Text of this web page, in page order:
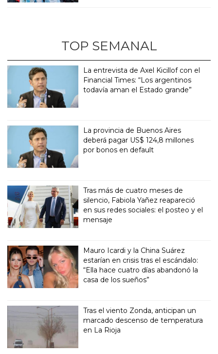
TOP SEMANAL
La entrevista de Axel Kicillof con el
Financial Times: “Los argentinos
todavía aman el Estado grande”
La provincia de Buenos Aires
deberá pagar US$ 124,8 millones
por bonos en default
Tras más de cuatro meses de
silencio, Fabiola Yañez reapareció
en sus redes sociales: el posteo y el
mensaje
Mauro Icardi y la China Suárez
estarían en crisis tras el escándalo:
“Ella hace cuatro días abandonó la
casa de los sueños”
Tras el viento Zonda, anticipan un
marcado descenso de temperatura
en La Rioja